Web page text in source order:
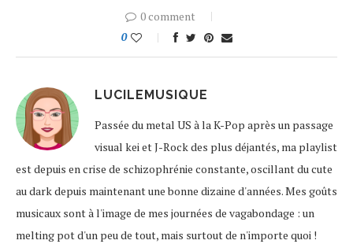
0 comment
0
LUCILEMUSIQUE
Passée du metal US à la K-Pop après un passage
visual kei et J-Rock des plus déjantés, ma playlist
est depuis en crise de schizophrénie constante, oscillant du cute
au dark depuis maintenant une bonne dizaine d'années. Mes goûts
musicaux sont à l'image de mes journées de vagabondage : un
melting pot d'un peu de tout, mais surtout de n'importe quoi !